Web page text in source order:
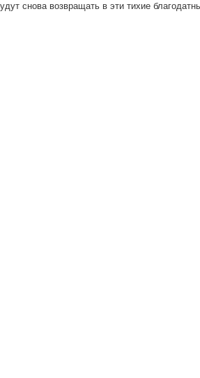
снова возвращать в эти тихие